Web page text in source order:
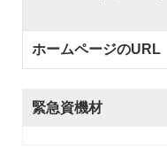
ホームページのURL
緊急資機材